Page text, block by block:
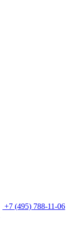
+7 (495) 788-11-06